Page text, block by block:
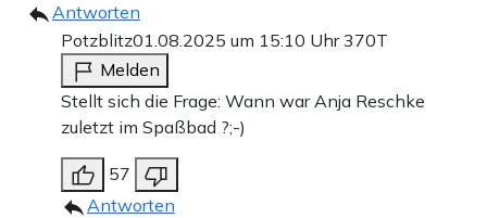
Antworten
Potzblitz01.08.2025 um 15:10 Uhr370T
Melden
Stellt sich die Frage: Wann war Anja Reschke
zuletzt im Spaßbad ?;-)
57
Antworten